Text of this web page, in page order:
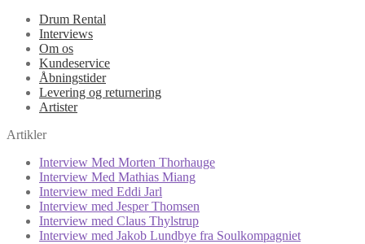
Drum Rental
Interviews
Om os
Kundeservice
Åbningstider
Levering og returnering
Artister
Artikler
Interview Med Morten Thorhauge
Interview Med Mathias Miang
Interview med Eddi Jarl
Interview med Jesper Thomsen
Interview med Claus Thylstrup
Interview med Jakob Lundbye fra Soulkompagniet